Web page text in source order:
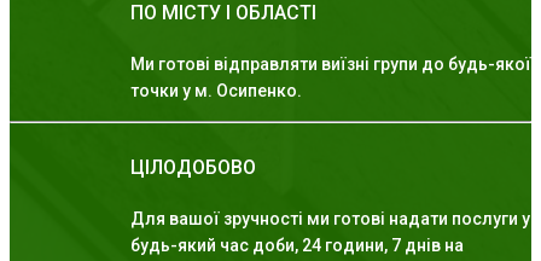
ПО МІСТУ І ОБЛАСТІ
Ми готові відправляти виїзні групи до будь-якої
точки у м. Осипенко.
ЦІЛОДОБОВО
Для вашої зручності ми готові надати послуги у
будь-який час доби, 24 години, 7 днів на